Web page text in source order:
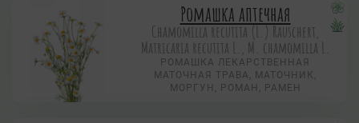
Ромашка аптечная
Chamomilla recutita (L.) Rauschert,
Matricaria recutita L., M. chamomilla L.
РОМАШКА ЛЕКАРСТВЕННАЯ
МАТОЧНАЯ ТРАВА, МАТОЧНИК,
МОРГУН, РОМАН, РАМЕН